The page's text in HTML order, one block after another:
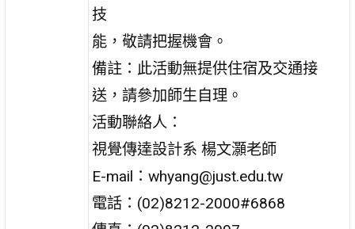
技
能，敬請把握機會。
備註：此活動無提供住宿及交通接
送，請參加師生自理。
活動聯絡人：
視覺傳達設計系 楊文灝老師
E-mail：whyang@just.edu.tw
電話：(02)8212-2000#6868